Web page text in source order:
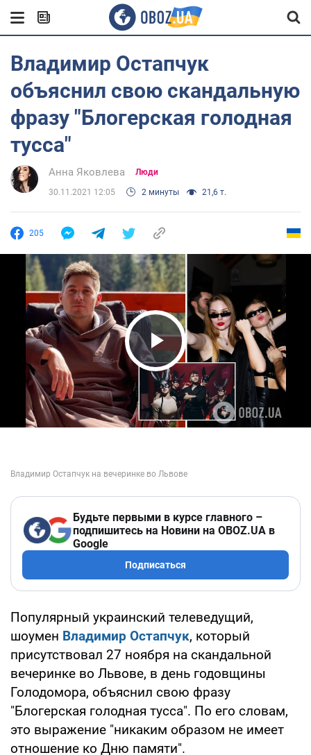
Владимир Остапчук
объяснил свою скандальную
фразу "Блогерская голодная
тусса"
Анна Яковлева Люди
30.11.2021 12:05 2 минуты 21,6 т.
205
Play Video
Будьте первыми в курсе главного –
подпишитесь на Новини на OBOZ.UA в
Google
Подписаться
Популярный украинский телеведущий,
шоумен Владимир Остапчук, который
присутствовал 27 ноября на скандальной
вечеринке во Львове, в день годовщины
Голодомора, объяснил свою фразу
"Блогерская голодная тусса". По его словам,
это выражение "никаким образом не имеет
отношение ко Дню памяти".